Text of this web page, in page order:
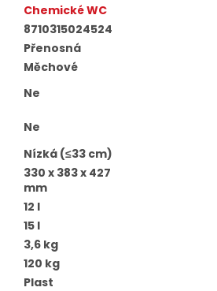
Chemické WC
8710315024524
Přenosná
Měchové
Ne
Ne
Nízká (≤33 cm)
330 x 383 x 427
mm
12 l
15 l
3,6 kg
120 kg
Plast